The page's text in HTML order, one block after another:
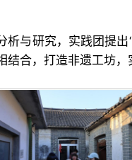
析与研究，实践团提
结合，打造非遗工坊